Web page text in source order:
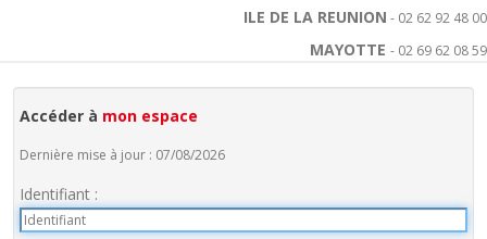
ILE DE LA REUNION - 02 62 92 48 00
MAYOTTE - 02 69 62 08 59
Accéder à mon espace
Dernière mise à jour : 07/08/2026
Identifiant :